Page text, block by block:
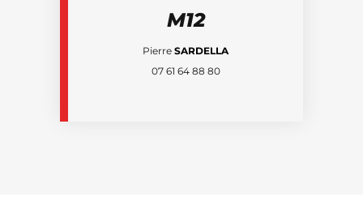
M12
Pierre SARDELLA
07 61 64 88 80